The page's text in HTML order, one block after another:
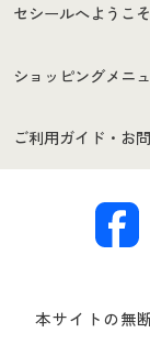
セシールへようこそ
はじめての方へ
セシールご利用規約
著作権・商標につ
ショッピングメニ
商品カテゴリ
プレゼント＆キャ
ご利用ガイド・お
交換・返品は
ついて
本サイトの無